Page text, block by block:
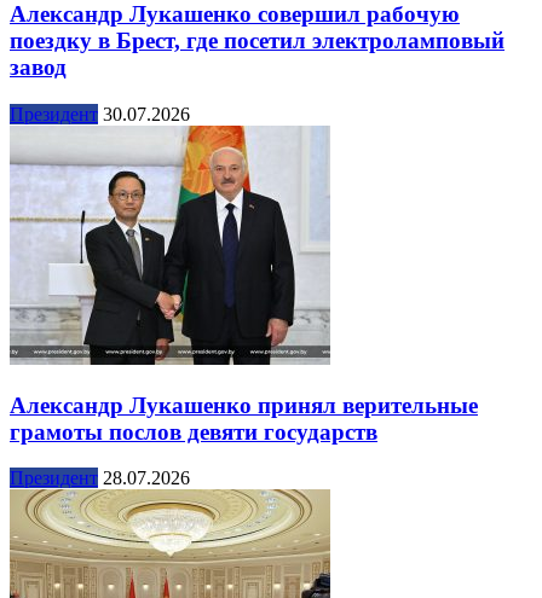
Александр Лукашенко совершил рабочую
поездку в Брест, где посетил электроламповый
завод
Президент 30.07.2026
Александр Лукашенко принял верительные
грамоты послов девяти государств
Президент 28.07.2026